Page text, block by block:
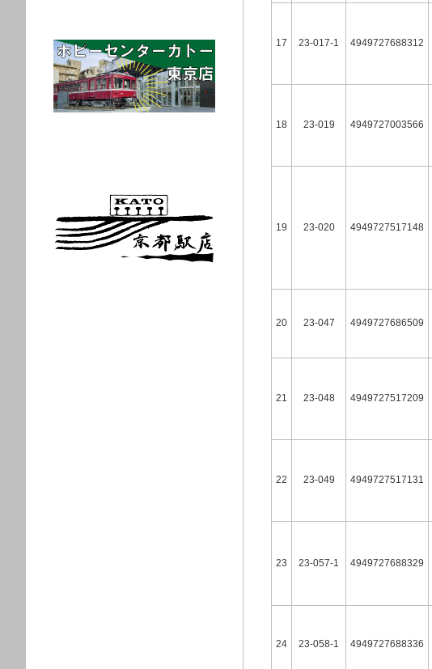
17 23-017-1
4949727688312
18 23-019
4949727003566
19 23-020 4949727517148
20 23-047
4949727686509
21 23-048
4949727517209
22 23-049
4949727517131
23 23-057-1
4949727688329
24 23-058-1
4949727688336